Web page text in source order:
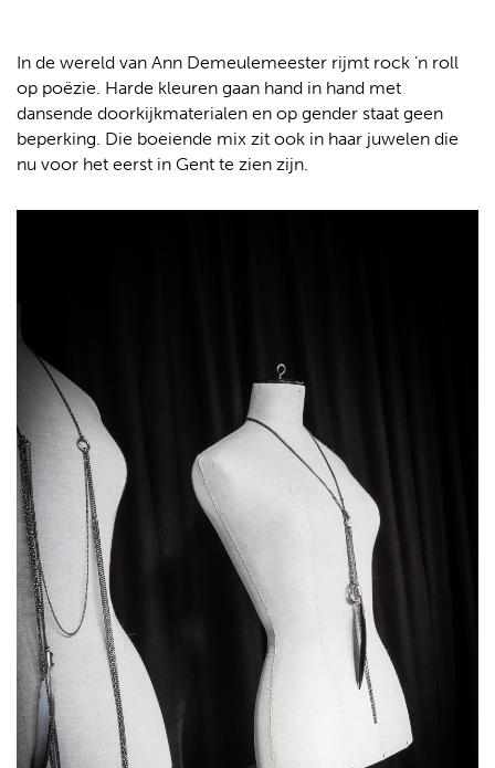
In de wereld van Ann Demeulemeester rijmt rock ’n roll
op poëzie. Harde kleuren gaan hand in hand met
dansende doorkijkmaterialen en op gender staat geen
beperking. Die boeiende mix zit ook in haar juwelen die
nu voor het eerst in Gent te zien zijn.